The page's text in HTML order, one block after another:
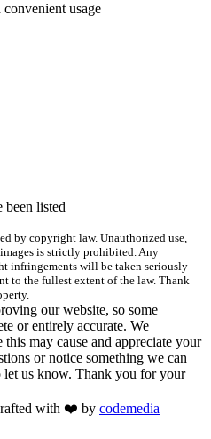
usage
been listed
by copyright law. Unauthorized use,
is strictly prohibited. Any
infringements will be taken seriously
to the fullest extent of the law. Thank
our website, so some
or entirely accurate. We
may cause and appreciate your
or notice something we can
let us know. Thank you for your
with ❤️ by codemedia